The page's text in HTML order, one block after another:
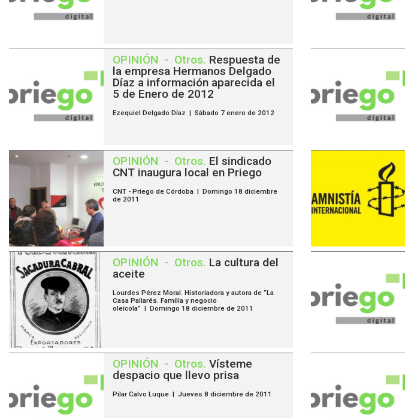
OPINIÓN - Otros. Respuesta de
la empresa Hermanos Delgado
Díaz a información aparecida el
5 de Enero de 2012
Ezequiel Delgado Díaz | Sábado 7 enero de 2012
OPINIÓN - Otros. El sindicado
CNT inaugura local en Priego
CNT - Priego de Córdoba | Domingo 18 diciembre
de 2011
OPINIÓN - Otros. La cultura del
aceite
Lourdes Pérez Moral. Historiadora y autora de “La
Casa Pallarés. Familia y negocio
oleícola” | Domingo 18 diciembre de 2011
OPINIÓN - Otros. Vísteme
despacio que llevo prisa
Pilar Calvo Luque | Jueves 8 diciembre de 2011